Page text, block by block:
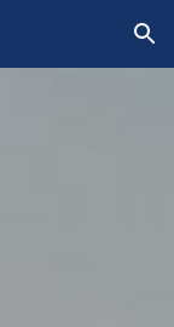
Skip to navigation